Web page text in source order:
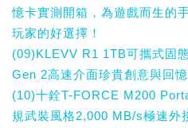
憶卡實測開箱，為遊戲而生的
玩家的好選擇！
(09)KLEVV R1 1TB可攜式固
Gen 2高速介面珍貴創意與回
(10)十銓T-FORCE M200
規武裝風格2,000 MB/s極速外